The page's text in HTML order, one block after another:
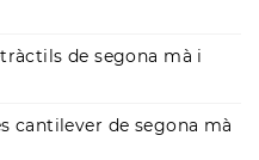
de segona mà i
cantilever de segona mà